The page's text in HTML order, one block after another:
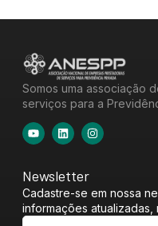
Somos uma associação
serviços para a
Newsletter
Cadastre-se em nossa
informações